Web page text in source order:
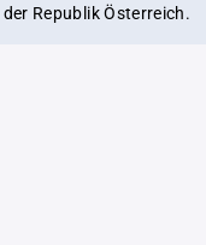
Republik Österreich.